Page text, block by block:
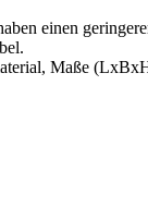
einen
Maße